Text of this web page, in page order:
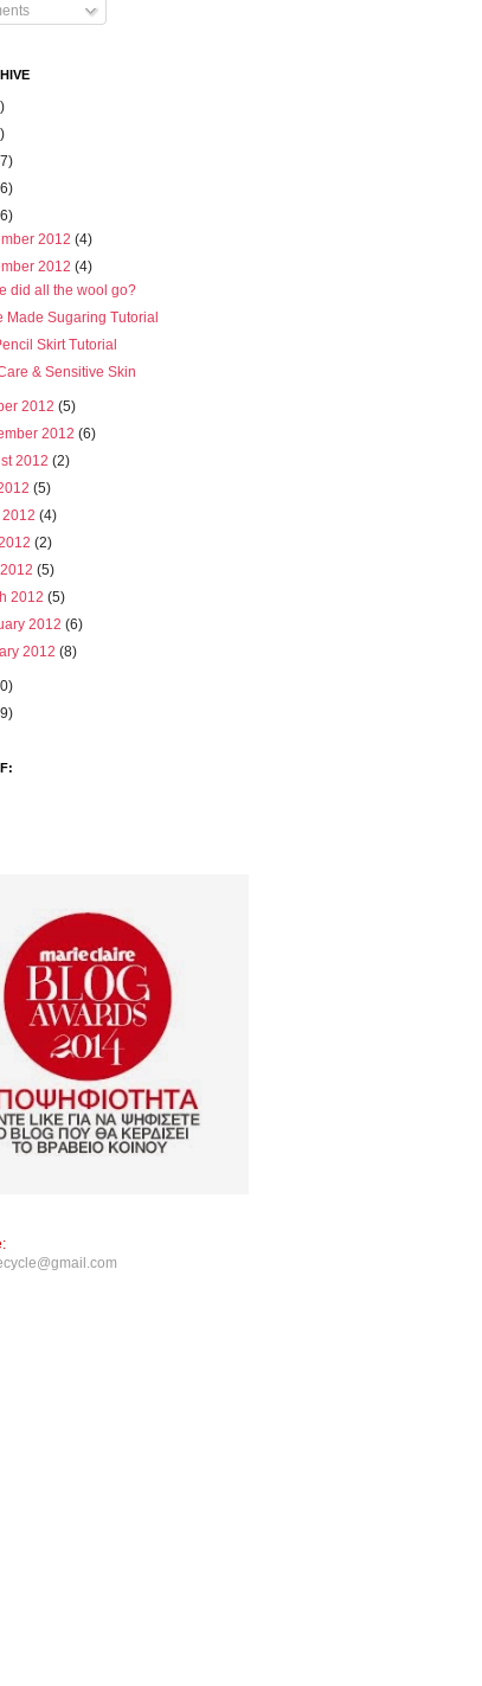
2012(4)
2012(4)
did all the wool go?
Made Sugaring Tutorial
Skirt Tutorial
& Sensitive Skin
2012(5)
2012(6)
2012(2)
(5)
2012(4)
(2)
(5)
2012(5)
2012(6)
2012(8)